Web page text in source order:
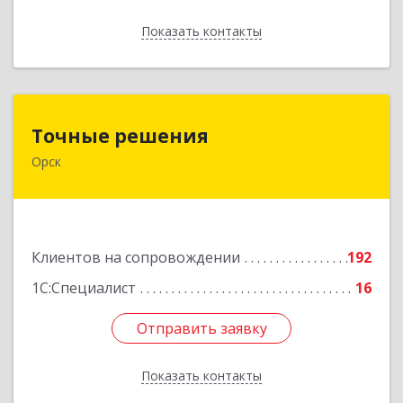
Показать контакты
Назад
Точные решения
Орск
Клиентов на сопровождении
192
1С:Специалист
16
Отправить заявку
Показать контакты
Подробнее
Отправить заявку
Назад